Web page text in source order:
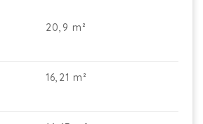
20,9 m²
16,21 m²